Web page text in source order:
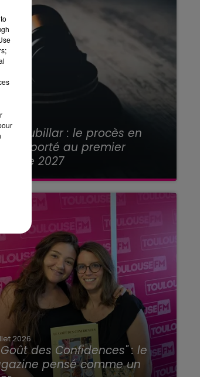
2026
Jubillar : le procès en
reporté au premier
2027
2026
Goût des Confidences" : le
pensé comme un